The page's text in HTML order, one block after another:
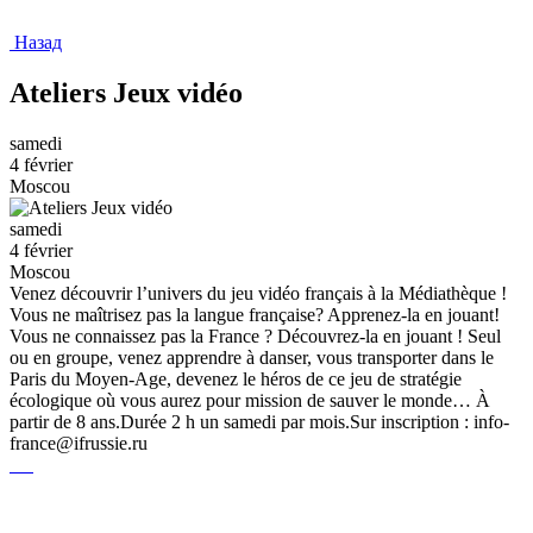
Назад
Ateliers Jeux vidéo
samedi
4 février
Moscou
samedi
4 février
Moscou
Venez découvrir l’univers du jeu vidéo français à la Médiathèque !
Vous ne maîtrisez pas la langue française? Apprenez-la en jouant!
Vous ne connaissez pas la France ? Découvrez-la en jouant ! Seul
ou en groupe, venez apprendre à danser, vous transporter dans le
Paris du Moyen-Age, devenez le héros de ce jeu de stratégie
écologique où vous aurez pour mission de sauver le monde… À
partir de 8 ans.Durée 2 h un samedi par mois.Sur inscription : info-
france@ifrussie.ru